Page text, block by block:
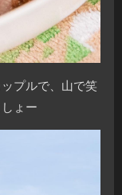
プルで、山で笑
ょー